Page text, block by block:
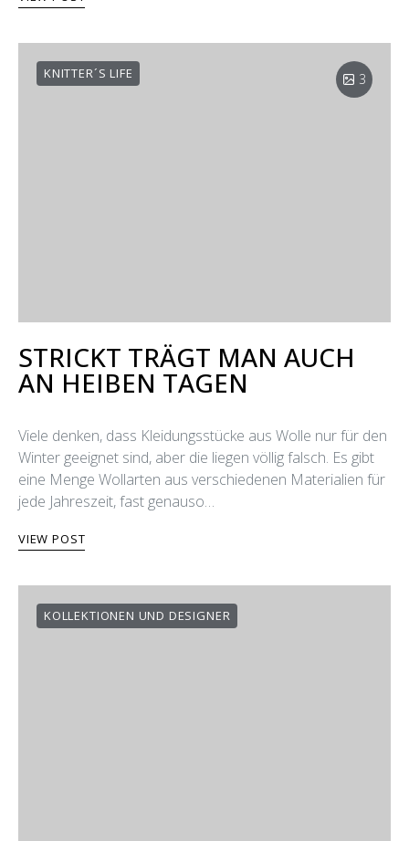
KNITTER´S LIFE 3
STRICKT TRÄGT MAN AUCH
AN HEIΒEN TAGEN
Viele denken, dass Kleidungsstücke aus Wolle nur für den
Winter geeignet sind, aber die liegen völlig falsch. Es gibt
eine Menge Wollarten aus verschiedenen Materialien für
jede Jahreszeit, fast genauso…
VIEW POST
KOLLEKTIONEN UND DESIGNER